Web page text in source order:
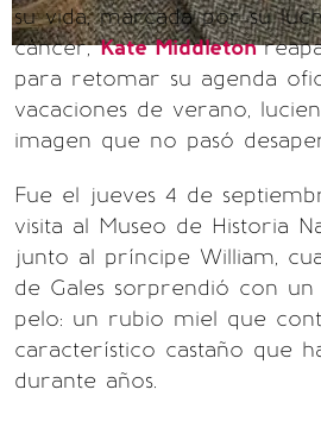
su vida, marcada por su
cáncer,Kate Middleton
para retomar su agenda
vacaciones de verano,
imagen que no pasó
Fue el jueves 4 de
visita al Museo de Historia
junto al príncipe William,
de Gales sorprendió con
pelo: un rubio miel que
característico castaño que
durante años.